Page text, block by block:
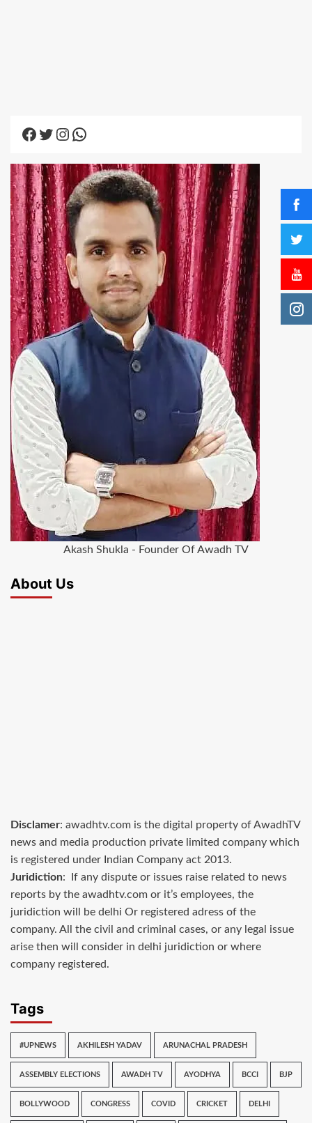
Facebook
Twitter
Instagram
WhatsApp
Akash Shukla - Founder Of Awadh TV
About Us
Disclamer: awadhtv.com is the digital property of AwadhTV
news and media production private limited company which
is registered under Indian Company act 2013.
Juridiction: If any dispute or issues raise related to news
reports by the awadhtv.com or it’s employees, the
juridiction will be delhi Or registered adress of the
company. All the civil and criminal cases, or any legal issue
arise then will consider in delhi juridiction or where
company registered.
Tags
#UPNEWS AKHILESH YADAV ARUNACHAL PRADESH
ASSEMBLY ELECTIONS AWADH TV AYODHYA BCCI BJP
BOLLYWOOD CONGRESS COVID CRICKET DELHI